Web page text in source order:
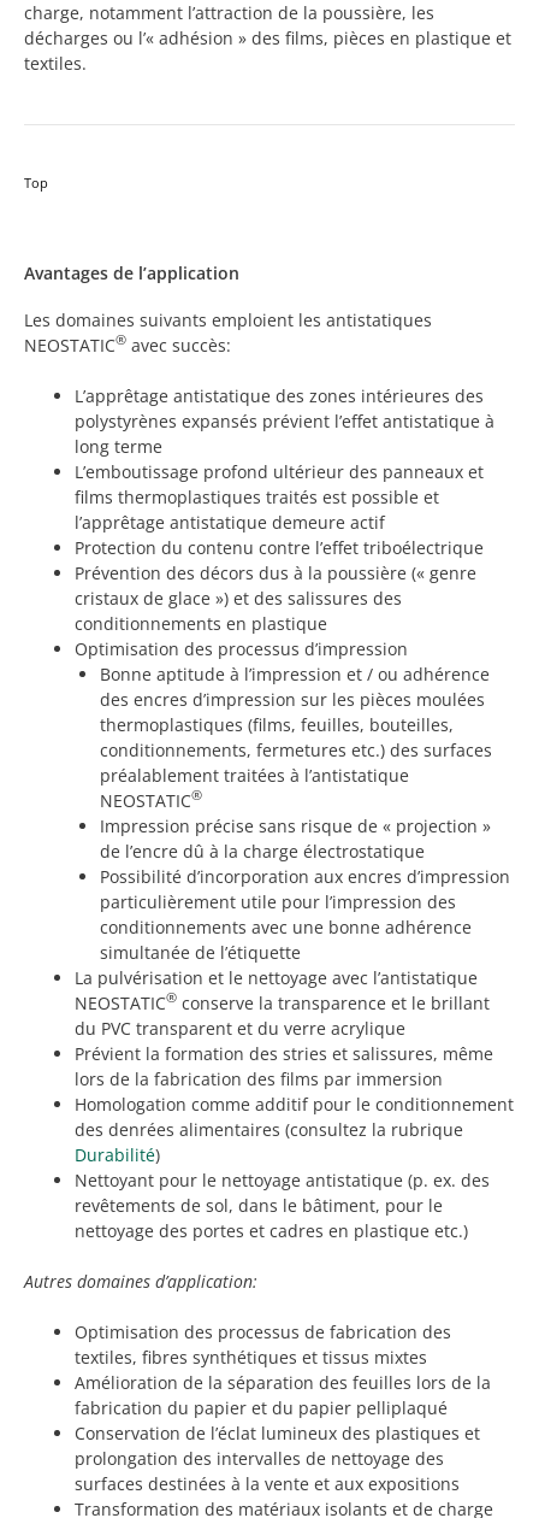
charge, notamment l’attraction de la poussière, les
décharges ou l’« adhésion » des films, pièces en plastique et
textiles.
Top
Avantages de l’application
Les domaines suivants emploient les antistatiques
NEOSTATIC® avec succès:
L’apprêtage antistatique des zones intérieures des
polystyrènes expansés prévient l’effet antistatique à
long terme
L’emboutissage profond ultérieur des panneaux et
films thermoplastiques traités est possible et
l’apprêtage antistatique demeure actif
Protection du contenu contre l’effet triboélectrique
Prévention des décors dus à la poussière (« genre
cristaux de glace ») et des salissures des
conditionnements en plastique
Optimisation des processus d’impression
Bonne aptitude à l’impression et / ou adhérence
des encres d’impression sur les pièces moulées
thermoplastiques (films, feuilles, bouteilles,
conditionnements, fermetures etc.) des surfaces
préalablement traitées à l’antistatique
NEOSTATIC®
Impression précise sans risque de « projection »
de l’encre dû à la charge électrostatique
Possibilité d’incorporation aux encres d’impression
particulièrement utile pour l’impression des
conditionnements avec une bonne adhérence
simultanée de l’étiquette
La pulvérisation et le nettoyage avec l’antistatique
NEOSTATIC® conserve la transparence et le brillant
du PVC transparent et du verre acrylique
Prévient la formation des stries et salissures, même
lors de la fabrication des films par immersion
Homologation comme additif pour le conditionnement
des denrées alimentaires (consultez la rubrique
Durabilité)
Nettoyant pour le nettoyage antistatique (p. ex. des
revêtements de sol, dans le bâtiment, pour le
nettoyage des portes et cadres en plastique etc.)
Autres domaines d’application:
Optimisation des processus de fabrication des
textiles, fibres synthétiques et tissus mixtes
Amélioration de la séparation des feuilles lors de la
fabrication du papier et du papier pelliplaqué
Conservation de l’éclat lumineux des plastiques et
prolongation des intervalles de nettoyage des
surfaces destinées à la vente et aux expositions
Transformation des matériaux isolants et de charge